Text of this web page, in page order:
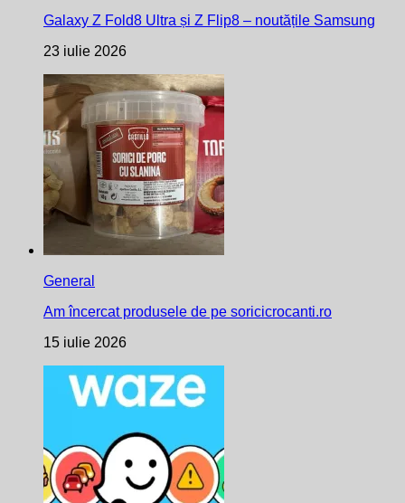
Galaxy Z Fold8 Ultra și Z Flip8 – noutățile Samsung
23 iulie 2026
General
Am încercat produsele de pe soricicrocanti.ro
15 iulie 2026